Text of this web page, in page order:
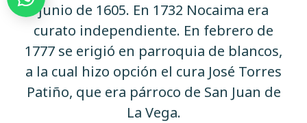
junio de 1605. En 1732 Nocaima era
curato independiente. En febrero de
1777 se erigió en parroquia de blancos,
a la cual hizo opción el cura José Torres
Patiño, que era párroco de San Juan de
La Vega.